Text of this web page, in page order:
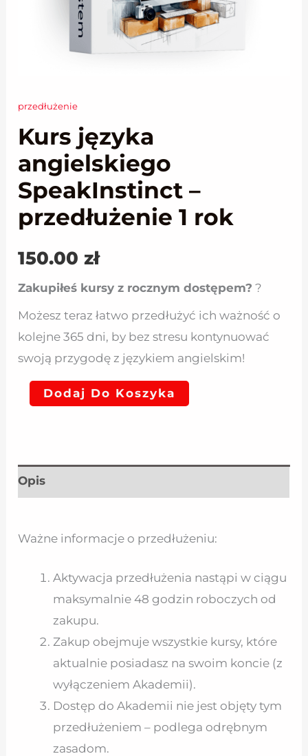
przedłużenie
Kurs języka
angielskiego
SpeakInstinct –
przedłużenie 1 rok
150.00zł
Zakupiłeś kursy z rocznym dostępem? ?
Możesz teraz łatwo przedłużyć ich ważność o
kolejne 365 dni, by bez stresu kontynuować
swoją przygodę z językiem angielskim!
ilość
Kurs
angielskiego
SpeakInstinct
-
1
rok
Dodaj Do Koszyka
Opis
Ważne informacje o przedłużeniu:
Aktywacja przedłużenia nastąpi w ciągu
maksymalnie 48 godzin roboczych od
zakupu.
Zakup obejmuje wszystkie kursy, które
aktualnie posiadasz na swoim koncie (z
wyłączeniem Akademii).
Dostęp do Akademii nie jest objęty tym
przedłużeniem – podlega odrębnym
zasadom.